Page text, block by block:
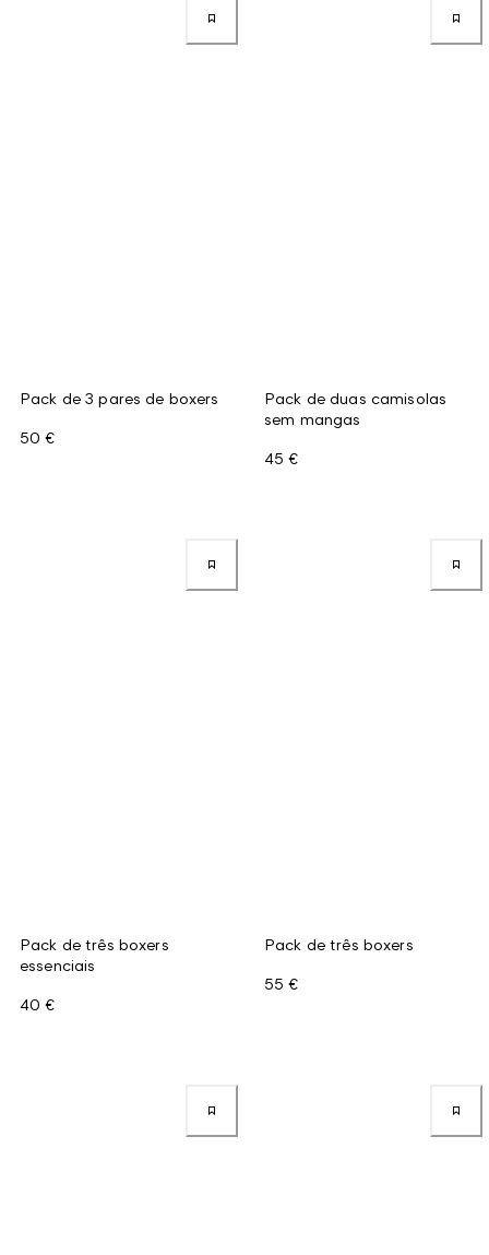
Pack de 3 pares de boxers
50 €
Pack de duas camisolas
sem mangas
45 €
Pack de três boxers
essenciais
40 €
Pack de três boxers
55 €